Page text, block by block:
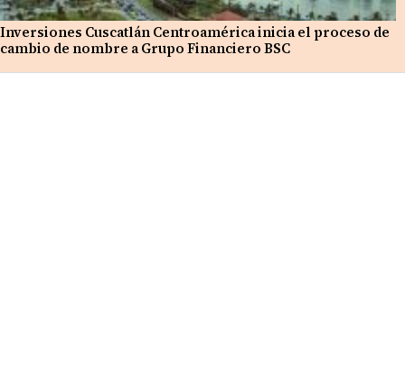
Inversiones Cuscatlán Centroamérica inicia el proceso de
cambio de nombre a Grupo Financiero BSC